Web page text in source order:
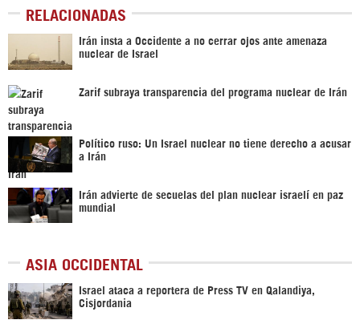
RELACIONADAS
Irán insta a Occidente a no cerrar ojos ante amenaza
nuclear de Israel
Zarif subraya transparencia del programa nuclear de Irán
Político ruso: Un Israel nuclear no tiene derecho a acusar
a Irán
Irán advierte de secuelas del plan nuclear israelí en paz
mundial
ASIA OCCIDENTAL
Israel ataca a reportera de Press TV en Qalandiya,
Cisjordania